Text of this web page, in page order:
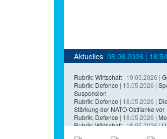
Aktuelles 08.08.2026 | 18:54
Rubrik: Wirtschaft | 19.05.2026 |
Rubrik: Defence | 19.05.2026 |
Suspension
Rubrik: Defence | 18.05.2026 |
Stärkung der NATO-Ostflanke vor
Rubrik: Defence | 18.05.2026 |
Rubrik: Wirtschaft| 18.05.2026 |